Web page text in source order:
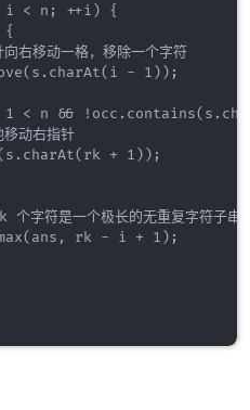
< n; ++i) {
{
移动一格，移除一个字符
- 1));
< n &&
动右指针
+ 1));
字符是一个极长的无重复字符子串
rk - i + 1);